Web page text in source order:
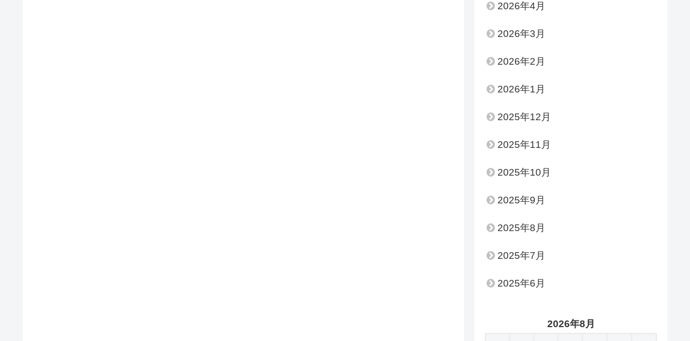
2026年4月
2026年3月
2026年2月
2026年1月
2025年12月
2025年11月
2025年10月
2025年9月
2025年8月
2025年7月
2025年6月
2026年8月